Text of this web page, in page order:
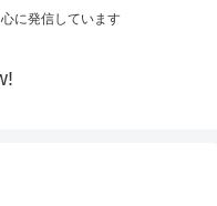
に発信しています